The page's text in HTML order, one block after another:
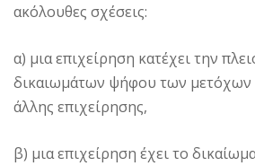
ακόλουθες σχέσεις:
α) μια επιχείρηση κατέχει την
δικαιωμάτων ψήφου των μετόχων
άλλης επιχείρησης,
β) μια επιχείρηση έχει το